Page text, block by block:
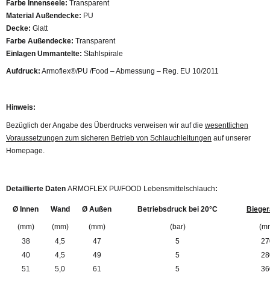
Farbe Innenseele: Transparent
Material Außendecke: PU
Decke: Glatt
Farbe Außendecke: Transparent
Einlagen Ummantelte: Stahlspirale
Aufdruck: Armoflex®/PU /Food – Abmessung – Reg. EU 10/2011
Hinweis:
Bezüglich der Angabe des Überdrucks verweisen wir auf die wesentlichen
Voraussetzungen zum sicheren Betrieb von Schlauchleitungen auf unserer
Homepage.
Detaillierte Daten ARMOFLEX PU/FOOD Lebensmittelschlauch:
Ø Innen
(mm)
Wand
(mm)
Ø Außen
(mm)
Betriebsdruck bei 20°C
(bar)
38
4,5 47 5
40
4,5 49 5
51
5,0 61 5